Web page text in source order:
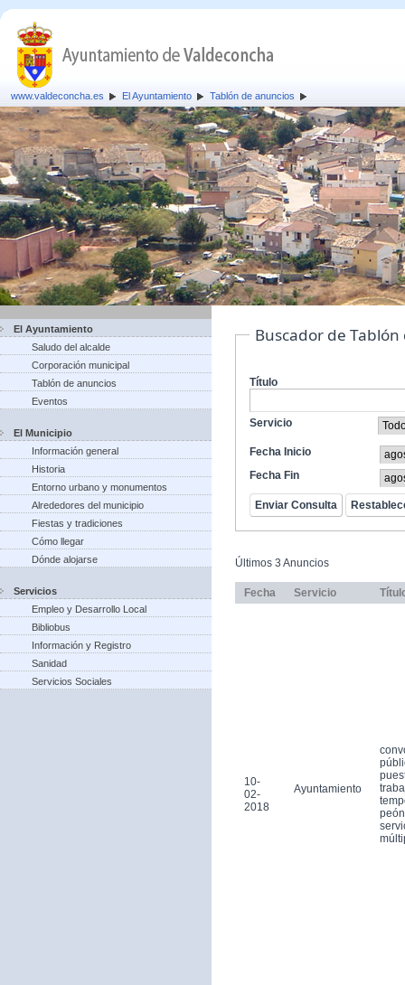
www.valdeconcha.es El Ayuntamiento Tablón de anuncios
El Ayuntamiento
Saludo del alcalde
Corporación municipal
Tablón de anuncios
Eventos
El Municipio
Información general
Historia
Entorno urbano y monumentos
Alrededores del municipio
Fiestas y tradiciones
Cómo llegar
Dónde alojarse
Servicios
Empleo y Desarrollo Local
Bibliobus
Información y Registro
Sanidad
Servicios Sociales
Buscador de
Título
Servicio
Fecha Inicio
Fecha Fin
Últimos 3 Anuncios
Fecha Servicio
10-
02-
2018
Ayuntamiento